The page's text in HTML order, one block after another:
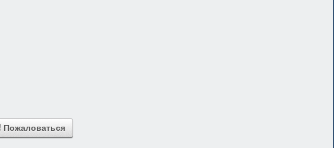
Пожаловаться